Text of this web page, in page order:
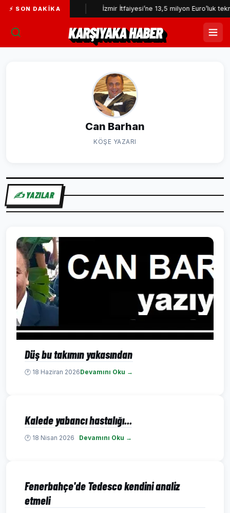
⚡ SON DAKIKA
Yardımcısı... İzmir İtfaiyesi’ne 13,5 milyon Euro’luk
KARŞIYAKA HABER
Can Barhan
KÖŞE YAZARI
✍️ YAZILAR
Düş bu takımın yakasından
🕐 18 Haziran 2026Devamını Oku →
Kalede yabancı hastalığı...
🕐 18 Nisan 2026 Devamını Oku →
Fenerbahçe'de Tedesco kendini analiz
etmeli